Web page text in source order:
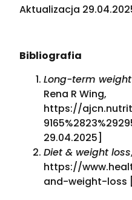
Aktualizacja
Bibliografia
Long-term
Rena R Wing,
https://
29.04.2025]
Diet & weight loss
https://
and-weight-loss